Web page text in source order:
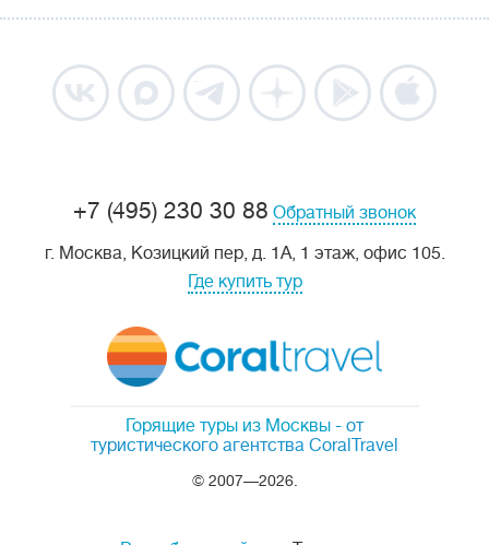
Горящие туры из Москвы - от
туристического агентства CoralTravel
© 2007—2026.
+7 (495) 230 30 88 Обратный звонок
г. Москва, Козицкий пер, д. 1А, 1 этаж, офис 105.
Где купить тур